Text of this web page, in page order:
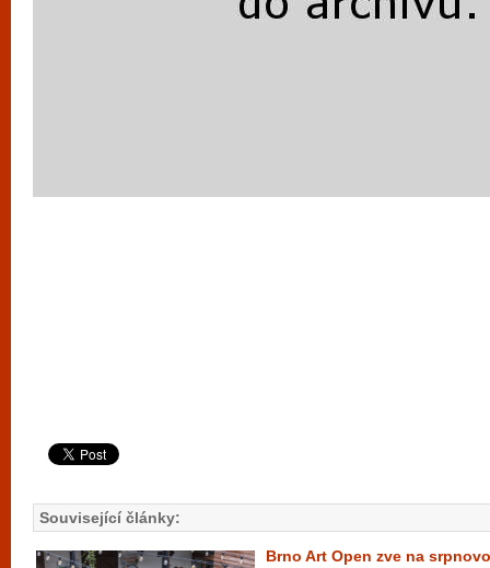
Související články:
Brno Art Open zve na